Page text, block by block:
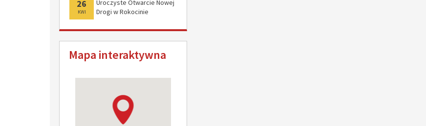
26
KWI
Uroczyste Otwarcie Nowej
Drogi w Rokocinie
Mapa interaktywna